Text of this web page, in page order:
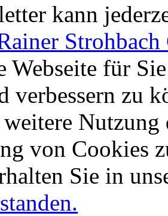
kann
Webseite für
verbessern zu
Nutzung
von Cookies
Sie in